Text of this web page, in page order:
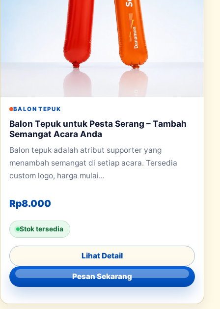
BALON TEPUK
Balon Tepuk untuk Pesta Serang – Tambah
Semangat Acara Anda
Balon tepuk adalah atribut supporter yang
menambah semangat di setiap acara. Tersedia
custom logo, harga mulai...
Rp8.000
Stok tersedia
Lihat Detail
Pesan Sekarang